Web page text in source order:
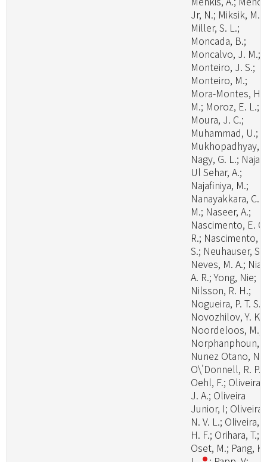
Jr, N.; Miksik, M.;
Miller, S. L.;
Moncada, B.;
Moncalvo, J. M.;
Monteiro, J. S.;
Monteiro, M.;
Mora-Montes, H.
M.; Moroz, E. L.;
Moura, J. C.;
Muhammad, U.;
Mukhopadhyay,
Nagy, G. L.;
Ul Sehar, A.;
Najafiniya, M.;
Nanayakkara, C.
M.; Naseer, A.;
Nascimento, E. C.
R.; Nascimento,
S.; Neuhauser, S.;
Neves, M. A.;
A. R.; Yong, Nie;
Nilsson, R. H.;
Nogueira, P. T. S.;
Novozhilov, Y. K.;
Noordeloos, M.;
Norphanphoun,
Nunez Otano, N.;
O\'Donnell, R. P.;
Oehl, F.; Oliveira,
J. A.; Oliveira
Junior, I; Oliveira,
N. V. L.; Oliveira,
H. F.; Orihara, T.;
Oset, M.; Pang, K.